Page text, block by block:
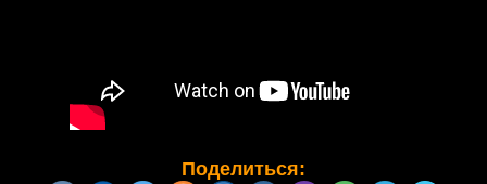
Поделиться: